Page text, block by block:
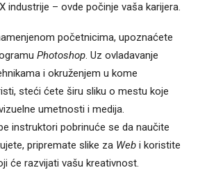
industrije – ovde počinje vaša karijera.
početnicima, upoznaćete
Photoshop. Uz ovladavanje
i okruženjem u kome
steći ćete širu sliku o mestu koje
umetnosti i medija.
instruktori pobrinuće se da naučite
pripremate slike za Web i koristite
će razvijati vašu kreativnost.